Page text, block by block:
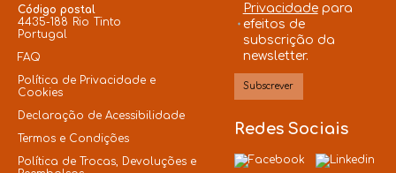
Código postal
4435-188 Rio Tinto
Portugal
FAQ
Política de Privacidade e
Cookies
Declaração de Acessibilidade
Termos e Condições
Política de Trocas, Devoluções e
Privacidadepara
efeitos de
subscrição da
newsletter.
Redes Sociais